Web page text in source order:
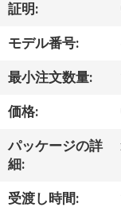
ビ
デ
企
証明:
モデル番号:
最小注文数量:
価格:
パッケージの詳
細:
受渡し時間: